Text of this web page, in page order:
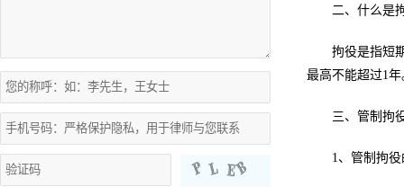
二、什么是
拘役是指短
最高不能超过1年
三、管制拘
1、管制拘